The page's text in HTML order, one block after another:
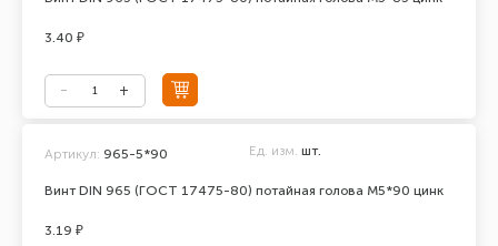
3.40 ₽
Винт DIN 965 (ГОСТ 17475-80) потайная голова М5*90 цинк
Артикул: 965-5*90 Ед. изм. шт.
3.19 ₽